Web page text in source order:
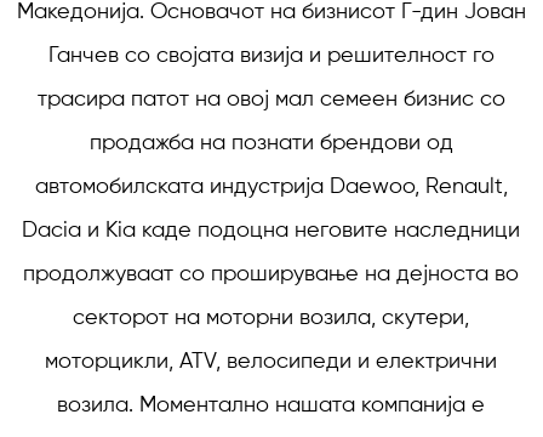
Македонија. Основачот на бизнисот Г-дин Јован
Ганчев со својата визија и решителност го
трасира патот на овој мал семеен бизнис со
продажба на познати брендови од
автомобилската индустрија Daewoo, Renault,
Dacia и Kia каде подоцна неговите наследници
продолжуваат со проширување на дејноста во
секторот на моторни возила, скутери,
моторцикли, ATV, велосипеди и електрични
возила. Моментално нашата компанија е